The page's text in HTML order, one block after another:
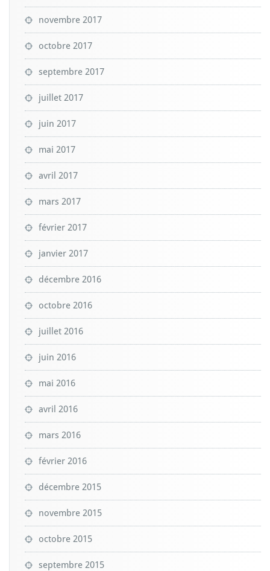
novembre 2017
octobre 2017
septembre 2017
juillet 2017
juin 2017
mai 2017
avril 2017
mars 2017
février 2017
janvier 2017
décembre 2016
octobre 2016
juillet 2016
juin 2016
mai 2016
avril 2016
mars 2016
février 2016
décembre 2015
novembre 2015
octobre 2015
septembre 2015